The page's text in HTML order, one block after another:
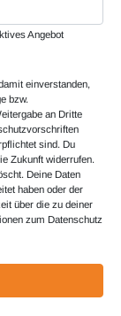
Angebot
einverstanden,
bzw.
an Dritte
sind. Du
Zukunft widerrufen.
Deine Daten
haben oder der
über die zu deiner
zum Datenschutz